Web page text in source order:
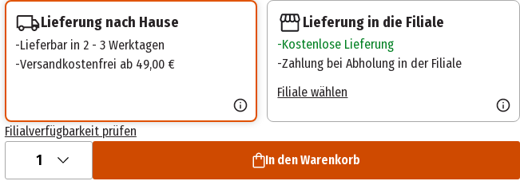
Lieferung nach Hause
Lieferbar in 2 - 3 Werktagen
Versandkostenfrei ab 49,00 €
Lieferung in die Filiale
Kostenlose Lieferung
Zahlung bei Abholung in der Filiale
Filiale wählen
Filialverfügbarkeit prüfen
1 In den Warenkorb